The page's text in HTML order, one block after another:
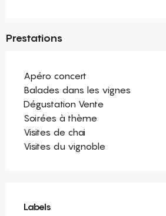
Prestations
Apéro concert
Balades dans les vignes
Dégustation Vente
Soirées à thème
Visites de chai
Visites du vignoble
Labels
Labels